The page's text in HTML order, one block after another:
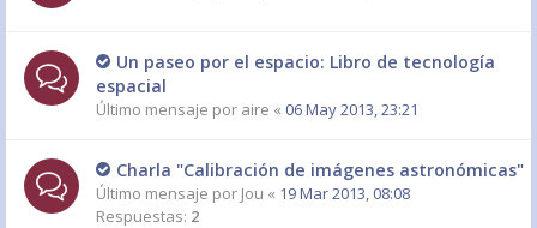
Un paseo por el espacio: Libro de tecnología
espacial
Último mensaje por aire « 06 May 2013, 23:21
Charla "Calibración de imágenes astronómicas"
Último mensaje por Jou « 19 Mar 2013, 08:08
Respuestas: 2